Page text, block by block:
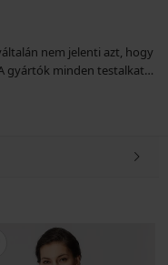
nem jelenti azt, hogy
gyártók minden testalkatú
Ezért rövid- és
látványos kivágású
mintás blúzt vagy